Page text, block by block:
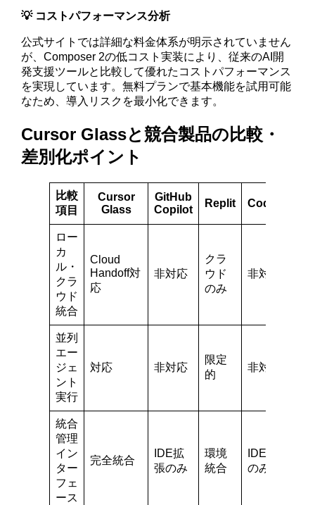
💡 コストパフォーマンス分析
公式サイトでは詳細な料金体系が明示されていません
が、Composer 2の低コスト実装により、従来のAI開
発支援ツールと比較して優れたコストパフォーマンス
を実現しています。無料プランで基本機能を試用可能
なため、導入リスクを最小化できます。
Cursor Glassと競合製品の比較・
差別化ポイント
比較
項目
Cursor
Glass
GitHub
Copilot
Replit Codeium
ロー
カ
ル・
クラ
ウド
統合
Cloud
Handoff対
応
非対応
クラ
ウド
のみ
非対応
並列
エー
ジェ
ント
実行
対応 非対応
限定
的
非対応
統合
管理
イン
ター
フェ
ース
完全統合
IDE拡
張のみ
環境
統合
IDE拡張
のみ